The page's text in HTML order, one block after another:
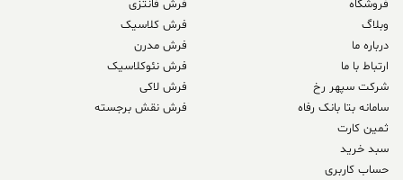
فروشگاه
وبلاگ
درباره ما
ارتباط با ما
شرکت سپهر رخ
سامانه بتا بانک رفاه
ثمین کارت
سبد خرید
حساب کاربری
فرش فانتزی
فرش کلاسیک
فرش مدرن
فرش نئوکلاسیک
فرش لاکی
فرش نقش برجسته